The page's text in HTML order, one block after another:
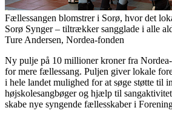
Fællessangen blomstrer i Sorø, hvor det
Sorø Synger – tiltrækker sangglade i alle
Ture Andersen, Nordea-fonden
Ny pulje på 10 millioner kroner fra
for mere fællessang. Puljen giver lokale
i hele landet mulighed for at søge støtte til
højskolesangbøger og hjælp til
skabe nye syngende fællesskaber i